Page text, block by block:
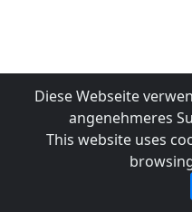
Diese Webseite
angenehmeres
This website uses